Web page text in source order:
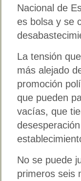
Nacional de
es bolsa y se
La tensión
más alejado
promoción
que pueden
vacías, que
No se puede
primeros seis